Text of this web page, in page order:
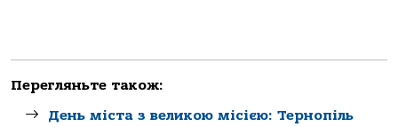
Перегляньте також:
День міста з великою місією: Тернопіль